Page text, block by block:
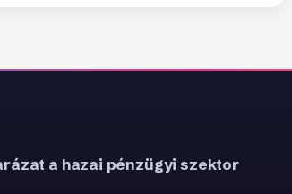
a hazai pénzügyi szektor